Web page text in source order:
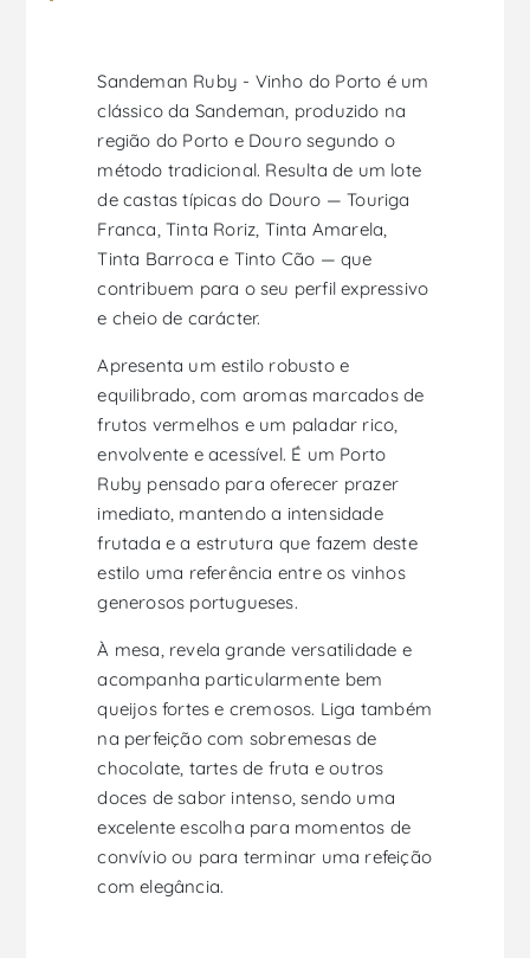
Sandeman Ruby - Vinho do Porto é um
clássico da Sandeman, produzido na
região do Porto e Douro segundo o
método tradicional. Resulta de um lote
de castas típicas do Douro — Touriga
Franca, Tinta Roriz, Tinta Amarela,
Tinta Barroca e Tinto Cão — que
contribuem para o seu perfil expressivo
e cheio de carácter.
Apresenta um estilo robusto e
equilibrado, com aromas marcados de
frutos vermelhos e um paladar rico,
envolvente e acessível. É um Porto
Ruby pensado para oferecer prazer
imediato, mantendo a intensidade
frutada e a estrutura que fazem deste
estilo uma referência entre os vinhos
generosos portugueses.
À mesa, revela grande versatilidade e
acompanha particularmente bem
queijos fortes e cremosos. Liga também
na perfeição com sobremesas de
chocolate, tartes de fruta e outros
doces de sabor intenso, sendo uma
excelente escolha para momentos de
convívio ou para terminar uma refeição
com elegância.